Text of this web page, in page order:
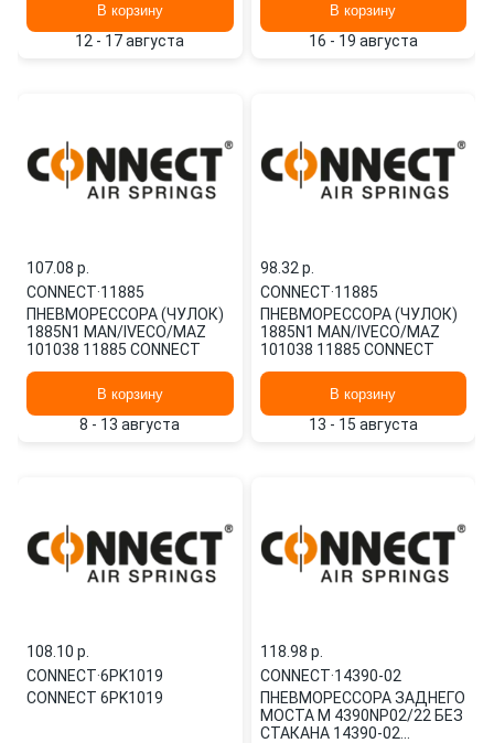
В корзину
12 - 17 августа
В корзину
16 - 19 августа
107.08 p.
CONNECT·11885
ПНЕВМОРЕССОРА (ЧУЛОК)
1885N1 MAN/IVECO/MAZ
101038 11885 CONNECT
В корзину
8 - 13 августа
98.32 p.
CONNECT·11885
ПНЕВМОРЕССОРА (ЧУЛОК)
1885N1 MAN/IVECO/MAZ
101038 11885 CONNECT
В корзину
13 - 15 августа
108.10 p.
CONNECT·6PK1019
CONNECT 6PK1019
118.98 p.
CONNECT·14390-02
ПНЕВМОРЕССОРА ЗАДНЕГО
МОСТА M 4390NP02/22 БЕЗ
СТАКАНА 14390-02